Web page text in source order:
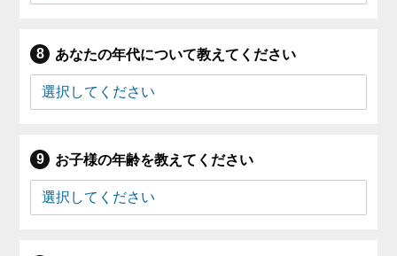
あなたの年代について教えてください
お子様の年齢を教えてください